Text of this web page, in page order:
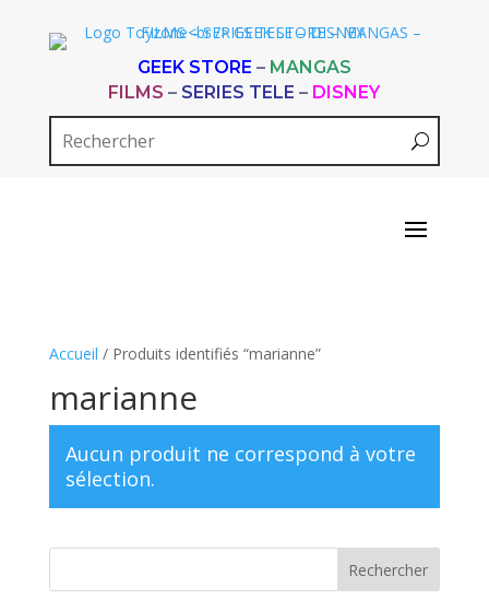
GEEK STORE – MANGAS
FILMS – SERIES TELE – DISNEY
Accueil / Produits identifiés “marianne”
marianne
Aucun produit ne correspond à votre
sélection.